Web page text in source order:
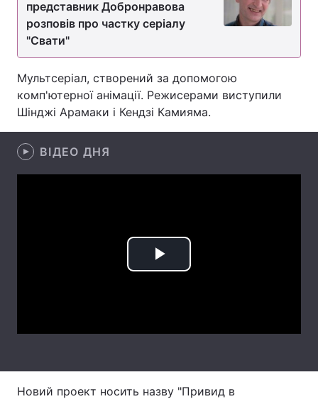
Техно і зв'язок Лайт
Зброя Інциденти
Здоров'я Туризм
Цікавинки
Екологія
представник Добронравова
розповів про частку серіалу
"Свати"
Мультсеріал, створений за допомогою
комп'ютерної анімації. Режисерами виступили
Шінджі Арамаки і Кендзі Камияма.
ВІДЕО ДНЯ
Play
Новий проект носить назву "Привид в